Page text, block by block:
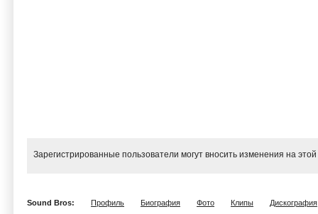
Зарегистрированные пользователи могут вносить изменения на
Sound Bros: Профиль Биография Фото Клипы Дискография